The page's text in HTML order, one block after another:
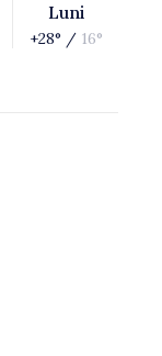
Luni
+28° / 16°